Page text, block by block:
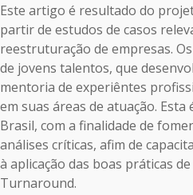
Este artigo é resultado do
partir de estudos de casos
reestruturação de empresas.
de jovens talentos, que
mentoria de experiêntes
em suas áreas de atuação.
Brasil, com a finalidade de
análises críticas, afim de
à aplicação das boas práticas
Turnaround.